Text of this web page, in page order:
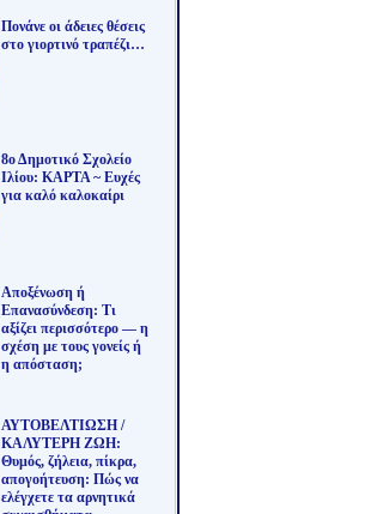
Πονάνε οι άδειες θέσεις
στο γιορτινό τραπέζι…
8ο Δημοτικό Σχολείο
Ιλίου: ΚΑΡΤΑ ~ Ευχές
για καλό καλοκαίρι
Αποξένωση ή
Επανασύνδεση: Τι
αξίζει περισσότερο — η
σχέση με τους γονείς ή
η απόσταση;
ΑΥΤΟΒΕΛΤΙΩΣΗ /
ΚΑΛΥΤΕΡΗ ΖΩΗ:
Θυμός, ζήλεια, πίκρα,
απογοήτευση: Πώς να
ελέγχετε τα αρνητικά